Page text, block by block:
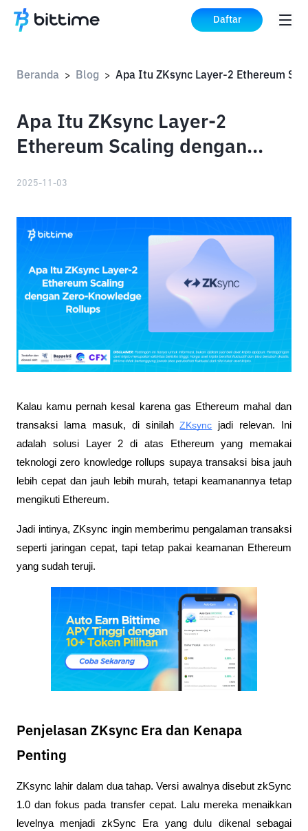
Daftar
Beranda > Blog >
Apa Itu ZKsync Layer-2
Ethereum Scaling dengan
2025-11-03
Kalau kamu pernah kesal karena gas Ethereum mahal dan
transaksi lama masuk, di sinilah ZKsync jadi relevan. Ini
adalah solusi Layer 2 di atas Ethereum yang memakai
teknologi zero knowledge rollups supaya transaksi bisa jauh
lebih cepat dan jauh lebih murah, tetapi keamanannya tetap
mengikuti Ethereum.
Jadi intinya, ZKsync ingin memberimu pengalaman transaksi
seperti jaringan cepat, tapi tetap pakai keamanan Ethereum
yang sudah teruji.
Penjelasan ZKsync Era dan Kenapa
Penting
ZKsync lahir dalam dua tahap. Versi awalnya disebut zkSync
1.0 dan fokus pada transfer cepat. Lalu mereka menaikkan
levelnya menjadi zkSync Era yang dulu dikenal sebagai